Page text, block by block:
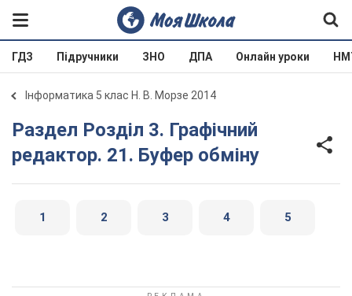
ГДЗ Підручники ЗНО ДПА Онлайн уроки
Інформатика 5 клас Н. В. Морзе 2014
Раздел Розділ 3. Графічний
редактор. 21. Буфер обміну
1 2 3 4 5